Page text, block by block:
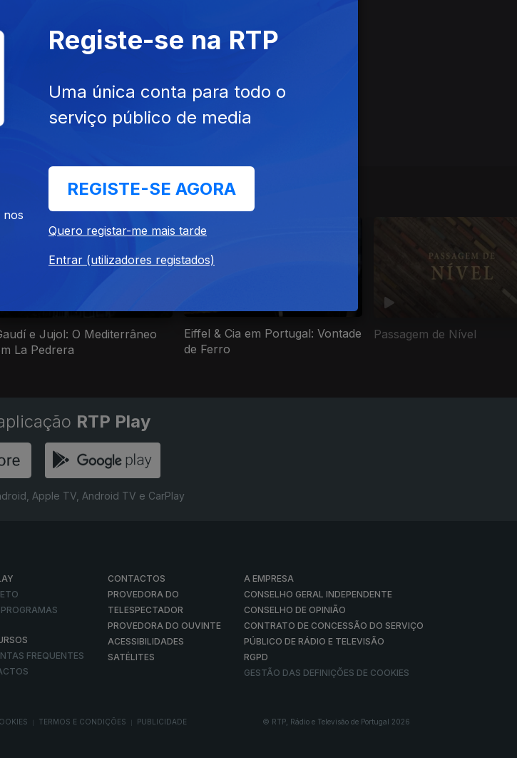
e Jujol: O Mediterrâneo
La Pedrera
Eiffel & Cia em Portugal: Vontade
de Ferro
Passagem de Nível
RTP Play
Apple TV, Android TV e CarPlay
PROGRAMAS
FREQUENTES
CONTACTOS
PROVEDORA DO
TELESPECTADOR
PROVEDORA DO OUVINTE
ACESSIBILIDADES
SATÉLITES
A EMPRESA
CONSELHO GERAL INDEPENDENTE
CONSELHO DE OPINIÃO
CONTRATO DE CONCESSÃO DO SERVIÇO
PÚBLICO DE RÁDIO E TELEVISÃO
RGPD
GESTÃO DAS DEFINIÇÕES DE COOKIES
TERMOS E CONDIÇÕES PUBLICIDADE © RTP, Rádio e Televisão de Portugal 2026
nos
Registe-se na RTP
Uma única conta para todo o
serviço público de media
REGISTE-SE AGORA
Quero registar-me mais tarde
Entrar (utilizadores registados)